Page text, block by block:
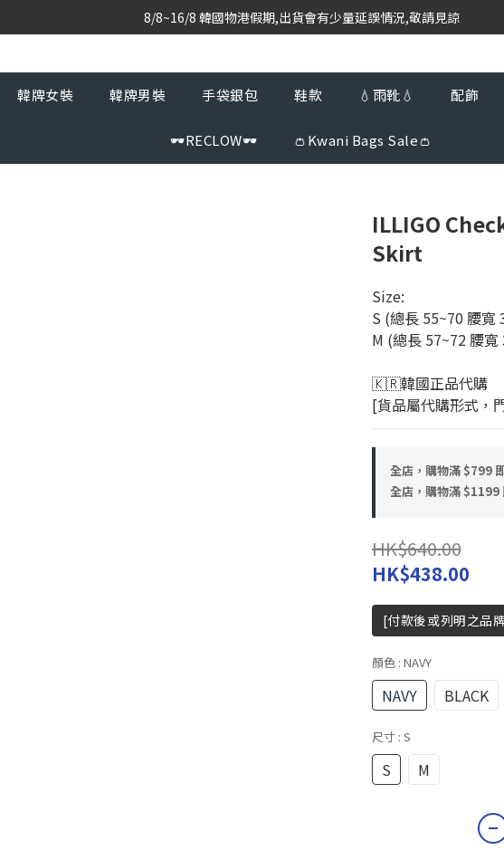
韓國當地代購團隊,每星期韓國直送香港
8/8~16/8 韓國物港假期,出貨會有少量延誤情況,敬請見諒
韓牌女裝 韓牌男裝 手袋銀包 鞋款 💧雨靴💧 配飾
🕶️RECLOW🕶️ 👛Kwani Bags Sale👛
ILLIGO
Skirt
Size:
S (總長 55~70 腰寬
M (總長 57~72 腰
🇰🇷韓國正品代購
[貨品屬代購形式，
全店，購物滿 $799
全店，購物滿 $1199
HK$640.00
HK$438.00
[付款後或列明之品
顏色 : NAVY
NAVY BLACK
尺寸 : S
S M